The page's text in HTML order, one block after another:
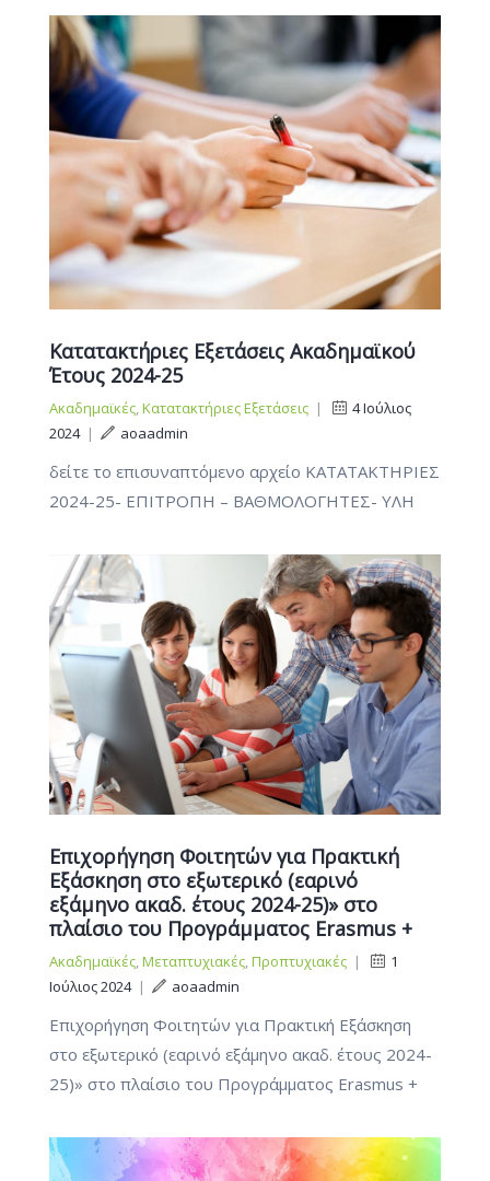
Κατατακτήριες Εξετάσεις Ακαδημαϊκού
Έτους 2024-25
Ακαδημαϊκές Κατατακτήριες Εξετάσεις |
4 Ιούλιος
2024| aoaadmin
δείτε το επισυναπτόμενο αρχείο ΚΑΤΑΤΑΚΤΗΡΙΕΣ
2024-25- ΕΠΙΤΡΟΠΗ – ΒΑΘΜΟΛΟΓΗΤΕΣ- ΥΛΗ
Επιχορήγηση Φοιτητών για Πρακτική
Εξάσκηση στο εξωτερικό (εαρινό
εξάμηνο ακαδ. έτους 2024-25)» στο
πλαίσιο του Προγράμματος Erasmus +
Ακαδημαϊκές,Μεταπτυχιακές,Προπτυχιακές |
1
Ιούλιος 2024| aoaadmin
Επιχορήγηση Φοιτητών για Πρακτική Εξάσκηση
στο εξωτερικό (εαρινό εξάμηνο ακαδ. έτους 2024-
25)» στο πλαίσιο του Προγράμματος Erasmus +